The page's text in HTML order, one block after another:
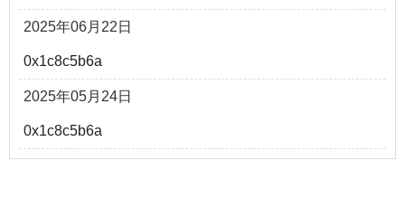
2025年06月22日
0x1c8c5b6a
2025年05月24日
0x1c8c5b6a